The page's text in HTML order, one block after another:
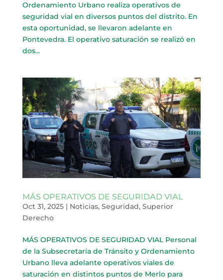
Ordenamiento Urbano realiza operativos de
seguridad vial en diversos puntos del distrito. En
esta oportunidad, se llevaron adelante en
Pontevedra. El operativo saturación se realizó en
dos...
MÁS OPERATIVOS DE SEGURIDAD VIAL
Oct 31, 2025| Noticias, Seguridad, Superior
Derecho
MÁS OPERATIVOS DE SEGURIDAD VIAL Personal
de la Subsecretaría de Tránsito y Ordenamiento
Urbano lleva adelante operativos viales de
saturación en distintos puntos de Merlo para